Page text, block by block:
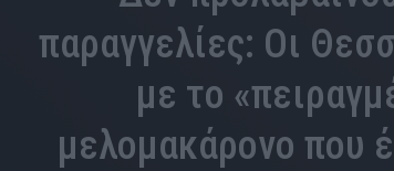
παραγγελίες: Οι
με το
μελομακάρονο που